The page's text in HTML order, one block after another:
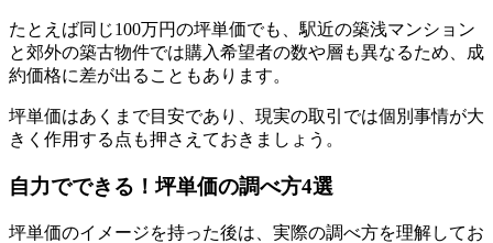
たとえば同じ100万円の坪単価でも、駅近の築浅マンション
と郊外の築古物件では購入希望者の数や層も異なるため、成
約価格に差が出ることもあります。
坪単価はあくまで目安であり、現実の取引では個別事情が大
きく作用する点も押さえておきましょう。
自力でできる！坪単価の調べ方4選
坪単価のイメージを持った後は、実際の調べ方を理解してお